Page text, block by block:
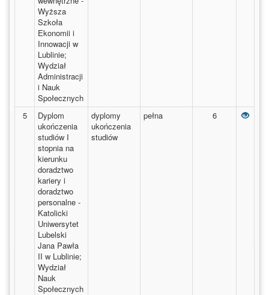
Wyższa
Szkoła
Ekonomii i
Innowacji w
Lublinie;
Wydział
Administracji
i Nauk
Społecznych
5
Dyplom
ukończenia
studiów I
stopnia na
kierunku
doradztwo
kariery i
doradztwo
personalne -
Katolicki
Uniwersytet
Lubelski
Jana Pawła
II w Lublinie;
Wydział
Nauk
Społecznych
dyplomy
ukończenia
studiów
pełna 6